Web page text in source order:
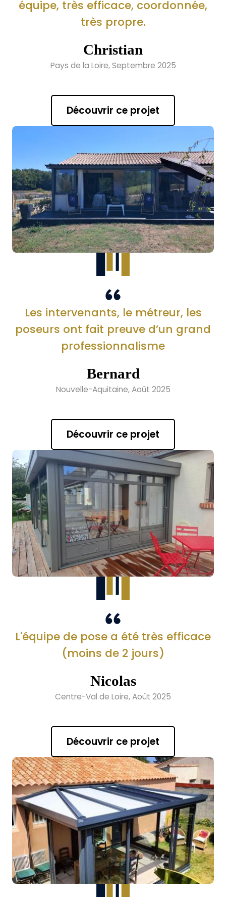
équipe, très efficace, coordonnée,
très propre.
Christian
Pays de la Loire, Septembre 2025
Découvrir ce projet
Les intervenants, le métreur, les
poseurs ont fait preuve d’un grand
professionnalisme
Bernard
Nouvelle-Aquitaine, Août 2025
Découvrir ce projet
L'équipe de pose a été très efficace
(moins de 2 jours)
Nicolas
Centre-Val de Loire, Août 2025
Découvrir ce projet